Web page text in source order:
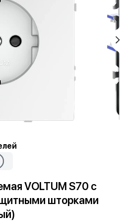
VOLTUM S70 с
шторками